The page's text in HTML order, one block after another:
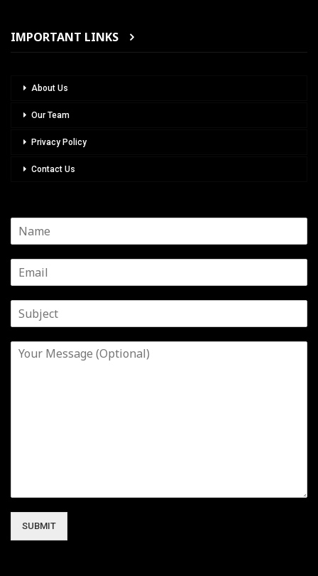
IMPORTANT LINKS
About Us
Our Team
Privacy Policy
Contact Us
SUBMIT